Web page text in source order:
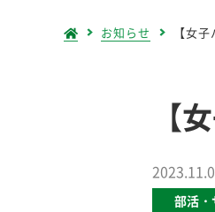
お知らせ 【女
【
部活・